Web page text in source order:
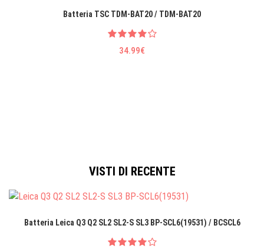
Batteria TSC TDM-BAT20 / TDM-BAT20
34.99€
VISTI DI RECENTE
Batteria Leica Q3 Q2 SL2 SL2-S SL3 BP-SCL6(19531) / BCSCL6